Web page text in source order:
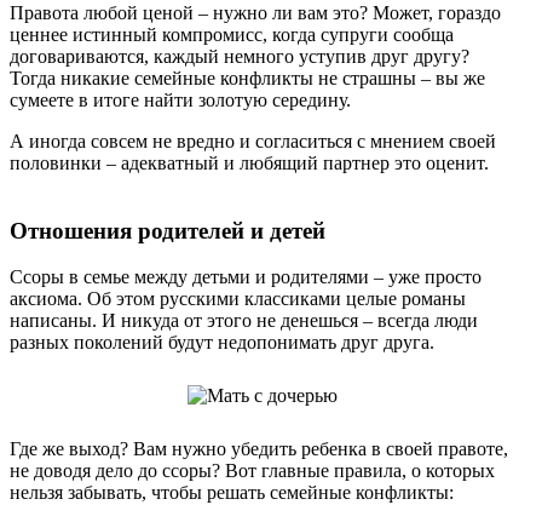
Правота любой ценой – нужно ли вам это? Может, гораздо
ценнее истинный компромисс, когда супруги сообща
договариваются, каждый немного уступив друг другу?
Тогда никакие семейные конфликты не страшны – вы же
сумеете в итоге найти золотую середину.
А иногда совсем не вредно и согласиться с мнением своей
половинки – адекватный и любящий партнер это оценит.
Отношения родителей и детей
Ссоры в семье между детьми и родителями – уже просто
аксиома. Об этом русскими классиками целые романы
написаны. И никуда от этого не денешься – всегда люди
разных поколений будут недопонимать друг друга.
Где же выход? Вам нужно убедить ребенка в своей правоте,
не доводя дело до ссоры? Вот главные правила, о которых
нельзя забывать, чтобы решать семейные конфликты: